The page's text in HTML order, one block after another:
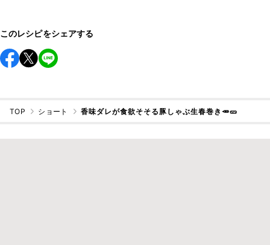
このレシピをシェアする
TOP ショート 香味ダレが食欲そそる豚しゃぶ生春巻き🥕🥒